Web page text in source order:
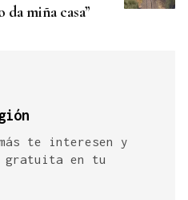
miña casa”
te interesen y
gratuita en tu